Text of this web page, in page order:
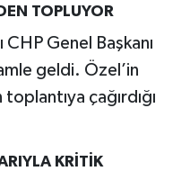
TOPLUYOR
Genel Başkanı
geldi. Özel’in
çağırdığı
KRİTİK